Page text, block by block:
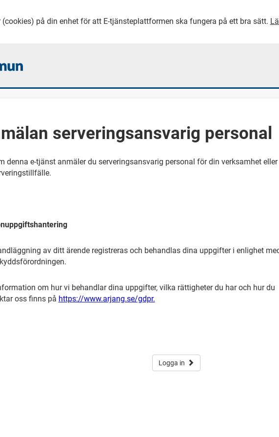
(cookies) på din enhet för att E-tjänsteplattformen ska fungera på ett bra sätt.
serveringsansvarig personal
denna e-tjänst anmäler du serveringsansvarig personal för din verksamhet eller
av ditt ärende registreras och behandlas dina uppgifter i enlighet
om hur vi behandlar dina uppgifter, vilka rättigheter du har och hur du
oss finns på https://www.arjang.se/gdpr.
Logga in